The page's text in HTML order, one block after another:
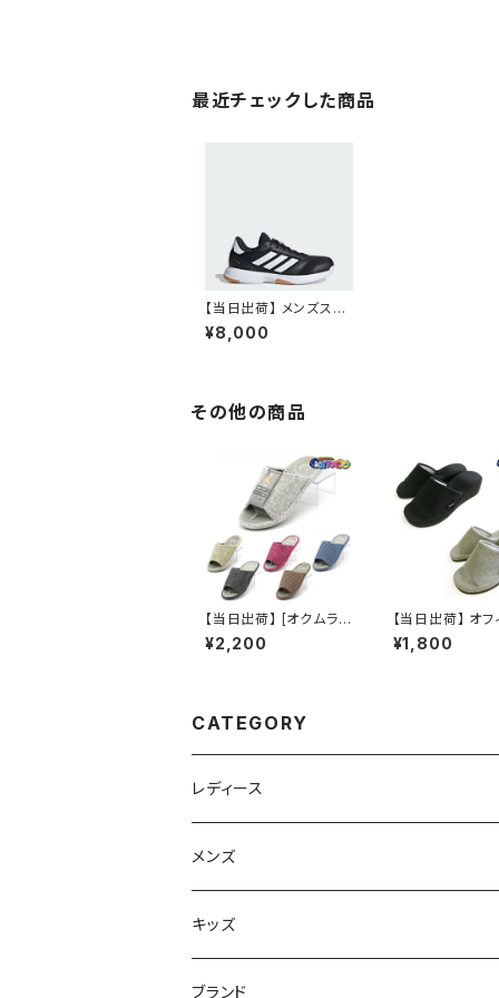
最近チェックした商品
【当日出荷】 メンズスニ
ーカー レディーススニ
ーカー アディダス Ligr
¥8,000
その他の商品
【当日出荷】 [オクムラ]
aaaa1039-41 健康ス
リッパ 3Dコンフォート
¥2,200
【当日出荷】 オフ
ンダル レディー
h] NWAA5900
¥1,800
CATEGORY
レディース
スニーカー
上履き/スリッパ
レインシューズ
メンズ
サンダル・スリッパ
メンズ\レインシューズ
キッズ
スニーカー
ブランド